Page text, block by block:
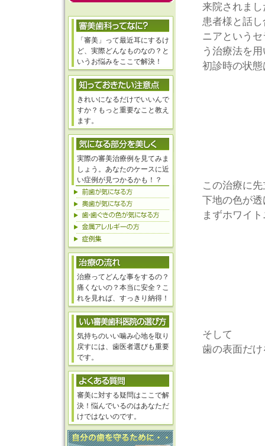
来院されまし
患者様と話
ニアという
う治療法を
初診時の状
この治療に
下地の色が
まずホワイ
そして
歯の表面だ
「審美」って最近耳にするけ
ど、実際どんなものなの？と
いうお悩みをここで解決！
きれいになるだけでいいんで
すか？もっと重要なこと教え
ます。
実際の審美治療例を見てみま
しょう。あなたのケースに近
い症例が見つかるかも！？
治療ってどんな事をするの？
痛くないの？本当に安全？こ
れを見れば、すっきり納得！
気持ちのいい噛み心地を取り
戻すには、歯医者選びも重要
です。
審美に対する疑問はここで解
決！悩んでいるのはあなただ
けではないのです。